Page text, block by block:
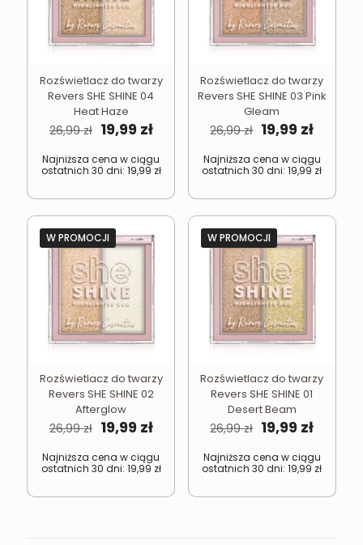
Rozświetlacz do twarzy
Revers SHE SHINE 04
Heat Haze
26,99zł Pierwotna
wynosiła:
26,99 zł.
19,99 złAktualna
wynosi:
19,99 zł.
Najniższa cena w ciągu
ostatnich 30 dni: 19,99 zł
Rozświetlacz do twarzy
Revers SHE SHINE 03 Pink
Gleam
26,99zł Pierwotna
wynosiła:
26,99 zł.
19,99 zł
19,99
Najniższa cena w ciągu
ostatnich 30 dni:19,99 zł
W PROMOCJI
Rozświetlacz do twarzy
Revers SHE SHINE 02
Afterglow
26,99zł Pierwotna
wynosiła:
26,99 zł.
19,99 złAktualna
wynosi:
19,99 zł.
Najniższa cena w ciągu
ostatnich 30 dni: 19,99 zł
W PROMOCJI
Rozświetlacz do twarzy
Revers SHE SHINE 01
Desert Beam
26,99zł Pierwotna
wynosiła:
26,99 zł.
19,99 zł
19,99
Najniższa cena w ciągu
ostatnich 30 dni:19,99 zł